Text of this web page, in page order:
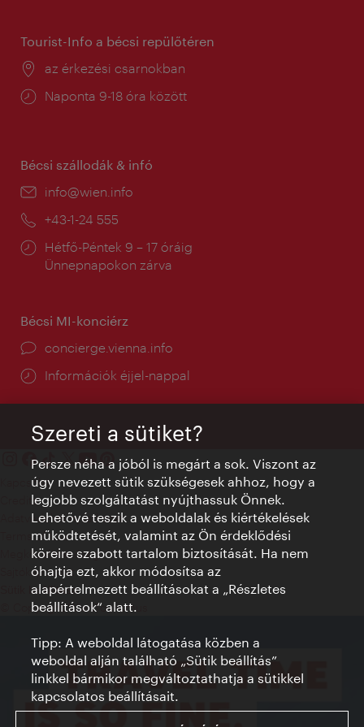
Tourist-Info a bécsi repülőtéren
Helyszín:
az érkezési csarnokban
Nyitva
Naponta 9-18 óra között
Bécsi szállodák & infó
E-
info@wien.info
Telefon:
+43-1-24 555
Nyitva
tartás:
Hétfő-Péntek 9 – 17 óráig
Ünnepnapokon zárva
Bécsi MI-konciérz
concierge.vienna.info
Információk éjjel-nappal
Kapcsolat
Credits
Adatvédelmi nyilatkozat
Terms of Use
Megközelíthetőség
Sajtókapcsolat
Sütik beállítása
© Copyright WienTourismus
Szereti a sütiket?
Persze néha a jóból is megárt a sok. Viszont az
úgy nevezett sütik szükségesek ahhoz, hogy a
legjobb szolgáltatást nyújthassuk Önnek.
Lehetővé teszik a weboldalak és kiértékelések
működtetését, valamint az Ön érdeklődési
köreire szabott tartalom biztosítását. Ha nem
óhajtja ezt, akkor módosítsa az
alapértelmezett beállításokat a „Részletes
beállítások“ alatt.
Tipp: A weboldal látogatása közben a
weboldal alján található „Sütik beállítás”
linkkel bármikor megváltoztathatja a sütikkel
kapcsolatos beállításait.